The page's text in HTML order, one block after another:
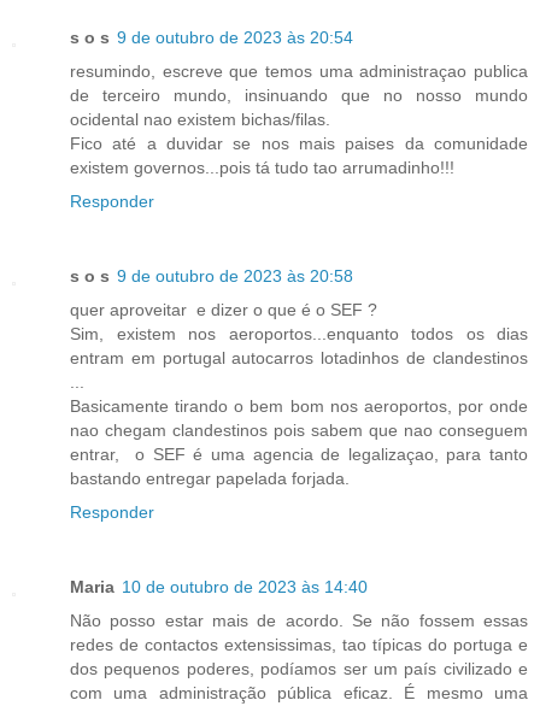
s o s 9 de outubro de 2023 às 20:54
resumindo, escreve que temos uma administraçao publica
de terceiro mundo, insinuando que no nosso mundo
ocidental nao existem bichas/filas.
Fico até a duvidar se nos mais paises da comunidade
existem governos...pois tá tudo tao arrumadinho!!!
Responder
s o s 9 de outubro de 2023 às 20:58
quer aproveitar e dizer o que é o SEF ?
Sim, existem nos aeroportos...enquanto todos os dias
entram em portugal autocarros lotadinhos de clandestinos
Basicamente tirando o bem bom nos aeroportos, por onde
nao chegam clandestinos pois sabem que nao conseguem
entrar, o SEF é uma agencia de legalizaçao, para tanto
bastando entregar papelada forjada.
Responder
Maria 10 de outubro de 2023 às 14:40
Não posso estar mais de acordo. Se não fossem essas
redes de contactos extensissimas, tao típicas do portuga e
dos pequenos poderes, podíamos ser um país civilizado e
com uma administração pública eficaz. É mesmo uma